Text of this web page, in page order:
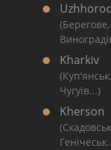
Kharkiv
Чугуїв...)
Kherson